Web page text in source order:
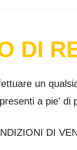
DI
un
a pie' di
DI